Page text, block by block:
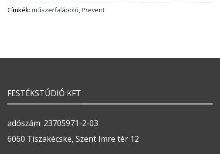
Címkék: műszerfalápoló,Prevent
FESTÉKSTÚDIÓ KFT
adószám: 23705971-2-03
6060 Tiszakécske, Szent Imre tér 12